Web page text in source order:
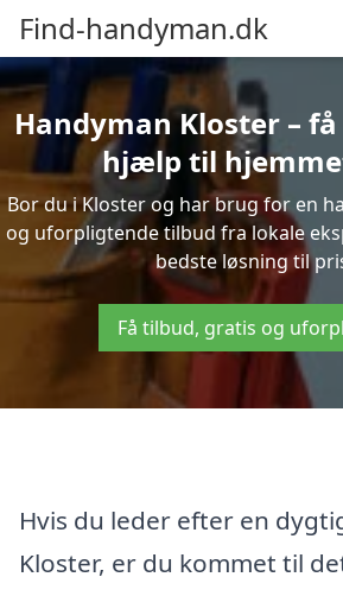
Find-handyman.dk
Handyman Kloster –
hjælp til
Bor du i Kloster og har brug for en
og uforpligtende tilbud fra lokale
bedste løsning til
Få tilbud, gratis og
Hvis du leder efter en
Kloster, er du kommet til